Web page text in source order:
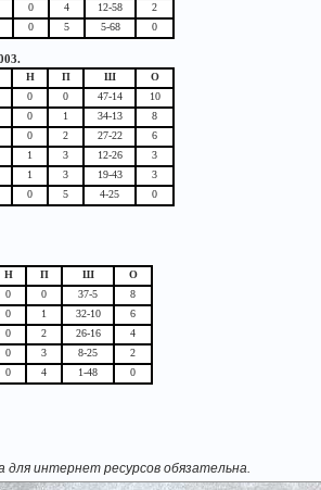
0 4 12-58
2
0 5 5-68
0
Н П Ш
О
0 0 47-14
10
0 1 34-13
8
0 2 27-22
6
1 3 12-26
3
1 3 19-43
3
0 5 4-25 0
Н П Ш
О
0 0 37-5
8
0 1 32-10
6
0 2 26-16
4
0 3 8-25
2
0 4 1-48 0
для интернет ресурсов обязательна.